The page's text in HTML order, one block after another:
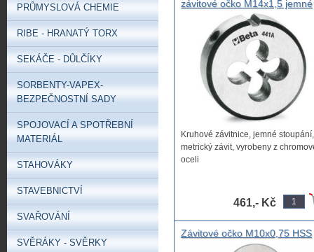
závitové očko M14x1,5 jemné
očko na řezání závitu
Beta 441, Závitové očko
závit chromová ocel 441A
M14X1,5 DIN 223 UNI EN
Kruhové závitnice, jemné stoupání,
metrický závit, vyrobeny z
oceli
461,- Kč
Závitové očko M10x0,75 HSS
PRŮMYSLOVÁ CHEMIE
RIBE - HRANATÝ TORX
SEKÁČE - DŮLČÍKY
SORBENTY-VAPEX-
BEZPEČNOSTNÍ SADY
SPOJOVACÍ A SPOTŘEBNÍ
MATERIÁL
STAHOVÁKY
STAVEBNICTVÍ
SVAŘOVÁNÍ
SVĚRÁKY - SVĚRKY